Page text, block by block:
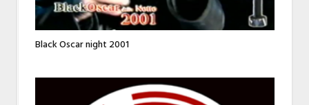
Black Oscar night 2001